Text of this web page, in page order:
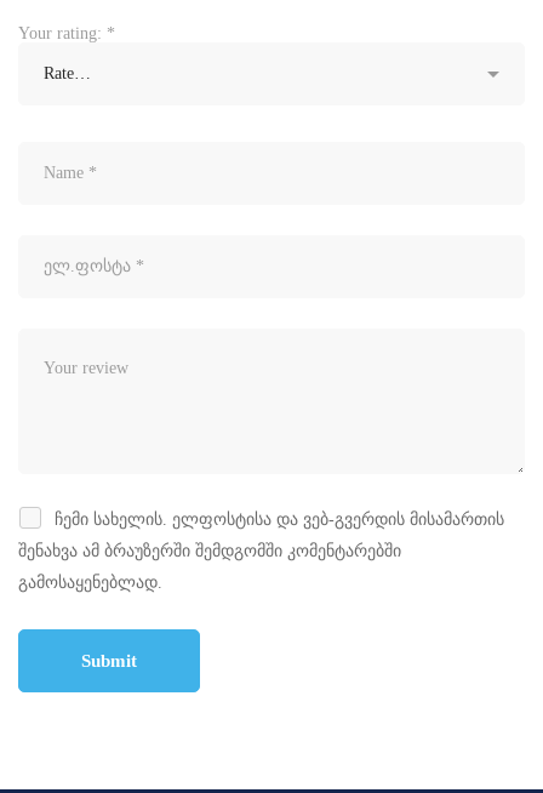
Your rating: *
ჩემი სახელის. ელფოსტისა და ვებ-გვერდის მისამართის
შენახვა ამ ბრაუზერში შემდგომში კომენტარებში
გამოსაყენებლად.